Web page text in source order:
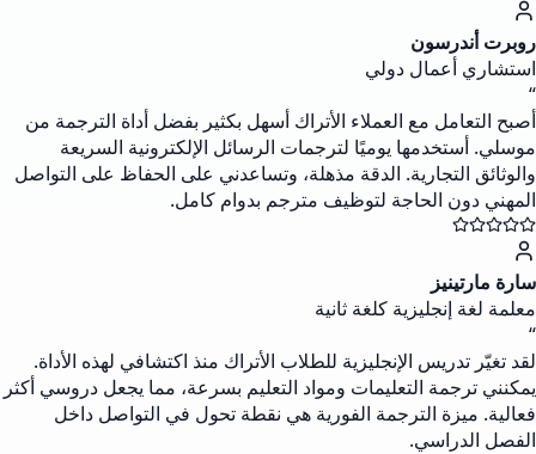
روبرت أندرسون
استشاري أعمال دولي
“
أصبح التعامل مع العملاء الأتراك أسهل بكثير بفضل أداة الترجمة من
موسلي. أستخدمها يوميًا لترجمات الرسائل الإلكترونية السريعة
والوثائق التجارية. الدقة مذهلة، وتساعدني على الحفاظ على التواصل
المهني دون الحاجة لتوظيف مترجم بدوام كامل.
سارة مارتينيز
معلمة لغة إنجليزية كلغة ثانية
“
لقد تغيّر تدريس الإنجليزية للطلاب الأتراك منذ اكتشافي لهذه الأداة.
يمكنني ترجمة التعليمات ومواد التعليم بسرعة، مما يجعل دروسي أكثر
فعالية. ميزة الترجمة الفورية هي نقطة تحول في التواصل داخل
الفصل الدراسي.